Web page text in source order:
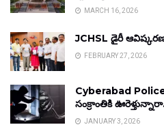
MARCH 16, 2026
JCHSL డైరీ
FEBRUARY 27, 2026
Cyberabad
సంక్రాంతికి
JANUARY 3, 2026